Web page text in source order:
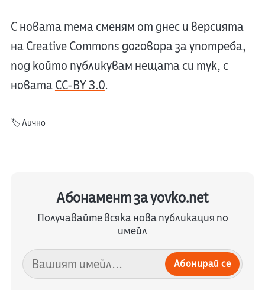
С новата тема сменям от днес и версията
на Creative Commons договора за употреба,
под който публикувам нещата си тук, с
новатаCC-BY 3.0.
🏷️Лично
Абонамент за yovko.net
Получавайте всяка нова публикация по
имейл
Абонирай се